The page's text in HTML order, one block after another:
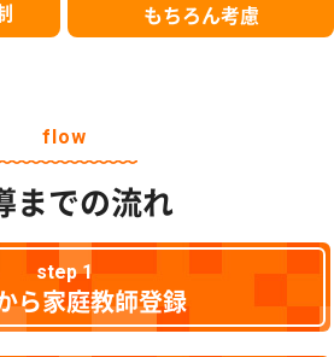
もちろん考慮
flow
までの流れ
step 1
ら家庭教師登録